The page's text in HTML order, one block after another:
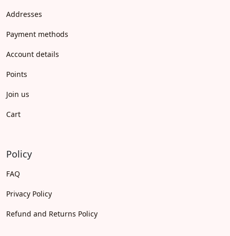
Addresses
Payment methods
Account details
Points
Join us
Cart
Policy
FAQ
Privacy Policy
Refund and Returns Policy